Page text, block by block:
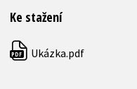
Ke stažení
PDF Ukázka.pdf